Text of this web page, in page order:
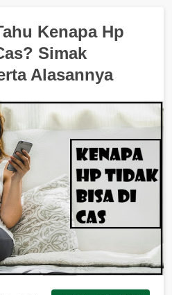
Kenapa Hp
Simak
Alasannya